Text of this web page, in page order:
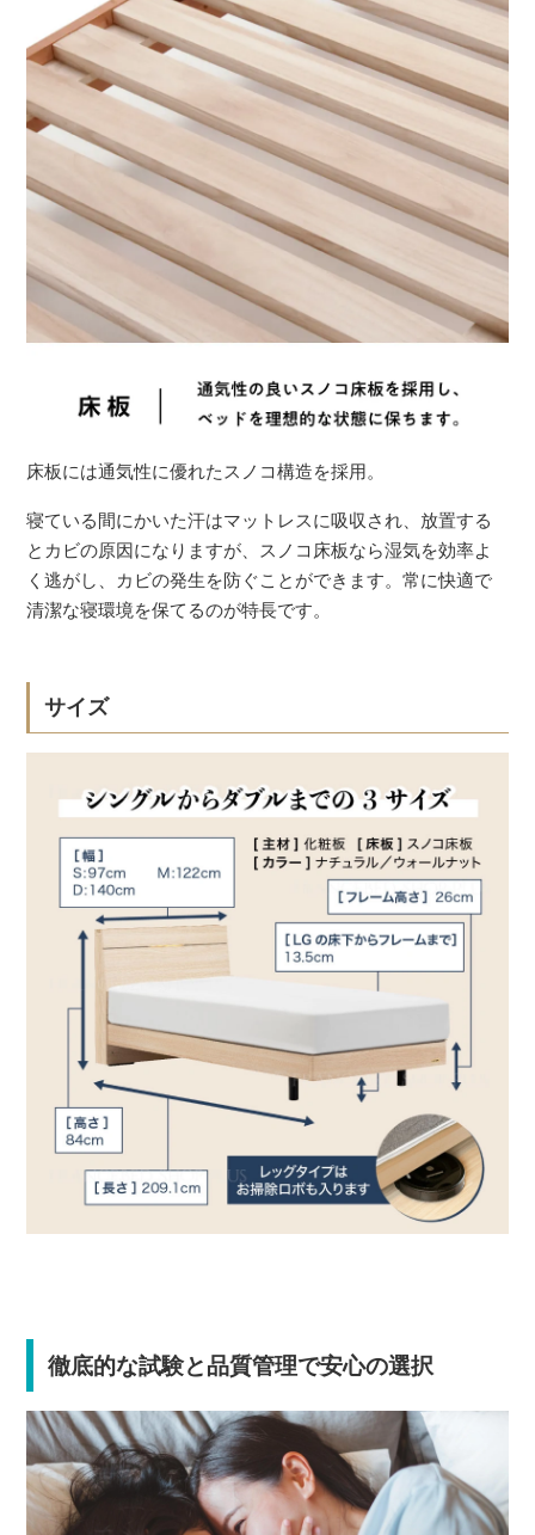
床板には通気性に優れたスノコ構造を採用。
寝ている間にかいた汗はマットレスに吸収され、放置する
とカビの原因になりますが、スノコ床板なら湿気を効率よ
く逃がし、カビの発生を防ぐことができます。常に快適で
清潔な寝環境を保てるのが特長です。
サイズ
徹底的な試験と品質管理で安心の選択